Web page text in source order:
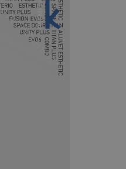
10 ЛЕТ ГАРАНТИИ